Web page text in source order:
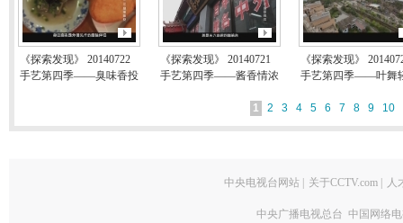
《探索发现》 20140722
手艺第四季——臭味香投
《探索发现》 20140721
手艺第四季——酱香情浓
《探索发现》
手艺第四季——叶舞
1 2 3 4 5 6 7 8 9 10
中央电视台网站 关于CCTV.com 人
中央广播电视总台 中国网络